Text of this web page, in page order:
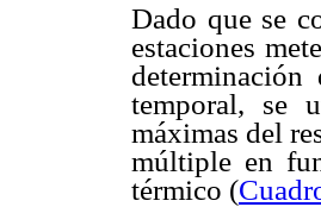
Dado que se
estaciones
temporal, se
máximas del
múltiple en
térmico (